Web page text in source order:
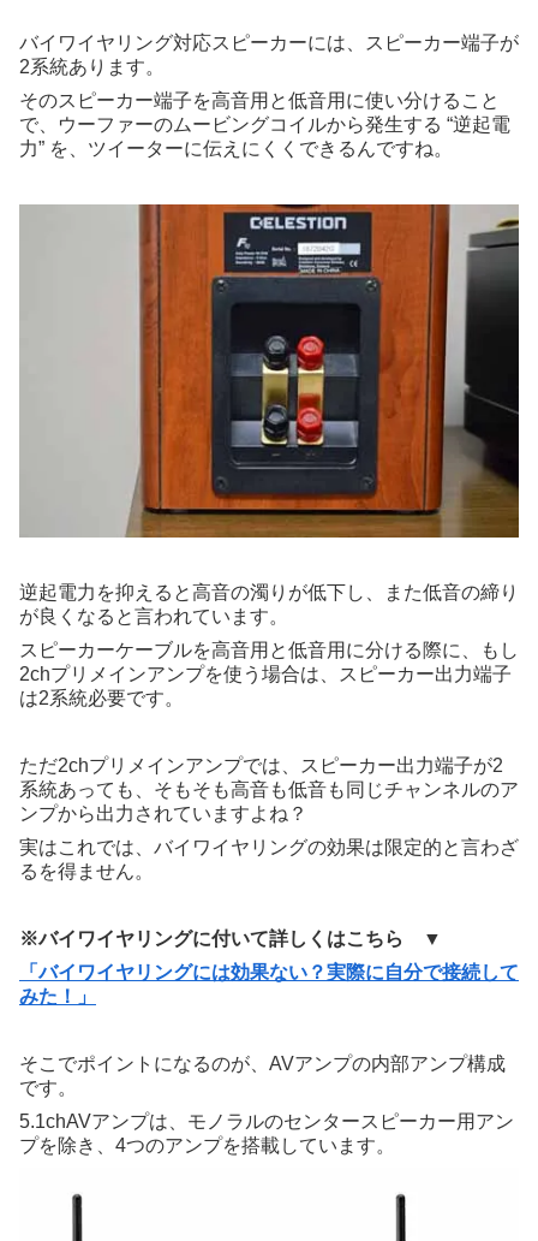
バイワイヤリング対応スピーカーには、スピーカー端子が
2系統あります。
そのスピーカー端子を高音用と低音用に使い分けること
で、ウーファーのムービングコイルから発生する “逆起電
力” を、ツイーターに伝えにくくできるんですね。
逆起電力を抑えると高音の濁りが低下し、また低音の締り
が良くなると言われています。
スピーカーケーブルを高音用と低音用に分ける際に、もし
2chプリメインアンプを使う場合は、スピーカー出力端子
は2系統必要です。
ただ2chプリメインアンプでは、スピーカー出力端子が2
系統あっても、そもそも高音も低音も同じチャンネルのア
ンプから出力されていますよね？
実はこれでは、バイワイヤリングの効果は限定的と言わざ
るを得ません。
※バイワイヤリングに付いて詳しくはこちら ▼
「バイワイヤリングには効果ない？実際に自分で接続して
みた！」
そこでポイントになるのが、AVアンプの内部アンプ構成
です。
5.1chAVアンプは、モノラルのセンタースピーカー用アン
プを除き、4つのアンプを搭載しています。